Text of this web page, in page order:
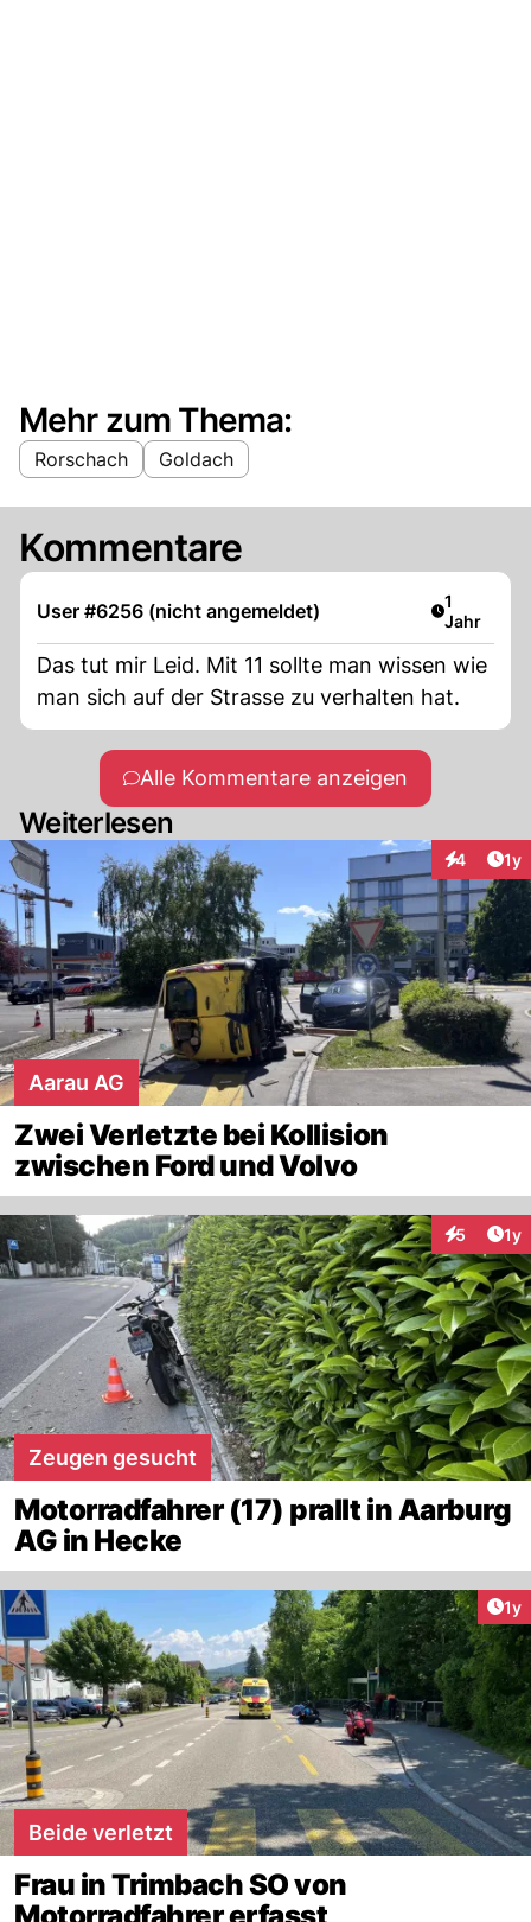
Mehr zum Thema:
Rorschach Goldach
Kommentare
User #6256 (nicht angemeldet) Artikel
1
Jahr
Das tut mir Leid. Mit 11 sollte man wissen wie
man sich auf der Strasse zu verhalten hat.
Alle Kommentare anzeigen
Weiterlesen
4 1y
Aarau AG
Zwei Verletzte bei Kollision
zwischen Ford und Volvo
5 1y
Zeugen gesucht
Motorradfahrer (17) prallt in Aarburg
AG in Hecke
1y
Beide verletzt
Frau in Trimbach SO von